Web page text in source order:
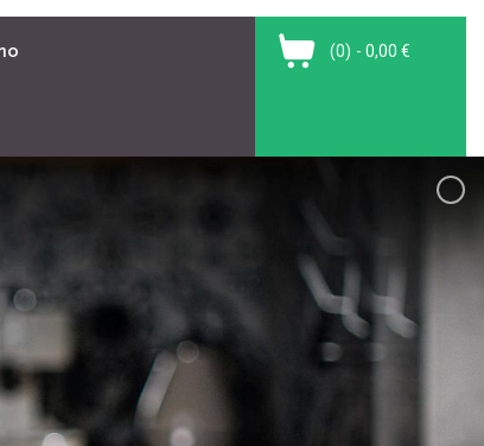
(0) - 0,00 €